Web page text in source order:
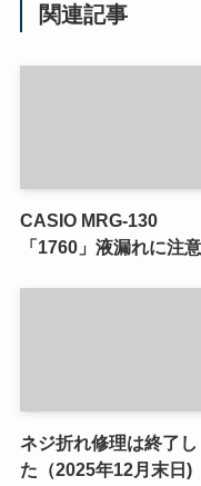
関連記事
CASIO MRG-130
「1760」液漏れに注意
ネジ折れ修理は終了し
た（2025年12月末日)